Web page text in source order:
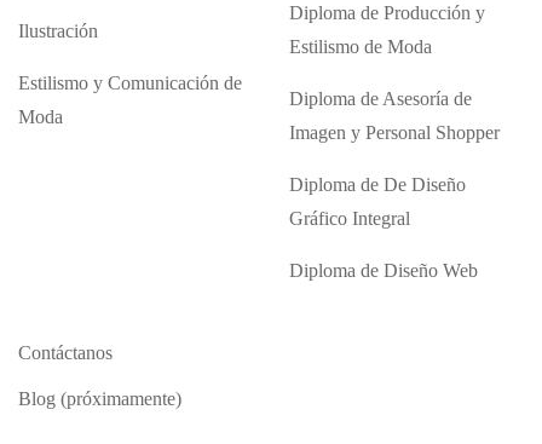
Ilustración
Estilismo y Comunicación de
Moda
Diploma de Producción y
Estilismo de Moda
Diploma de Asesoría de
Imagen y Personal Shopper
Diploma de De Diseño
Gráfico Integral
Diploma de Diseño Web
Contáctanos
Blog (próximamente)